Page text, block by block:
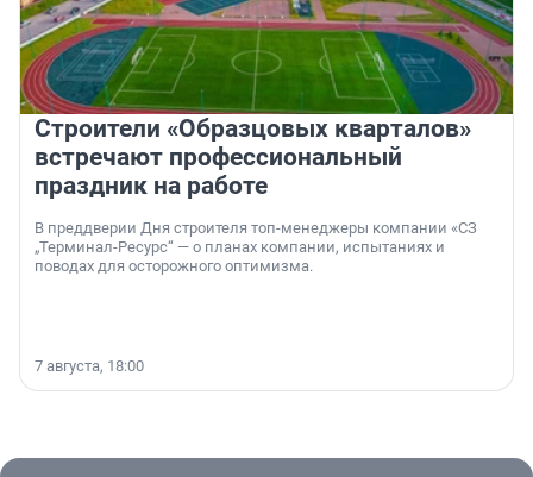
Строители «Образцовых кварталов»
встречают профессиональный
праздник на работе
В преддверии Дня строителя топ-менеджеры компании «СЗ
„Терминал-Ресурс“ — о планах компании, испытаниях и
поводах для осторожного оптимизма.
7 августа, 18:00